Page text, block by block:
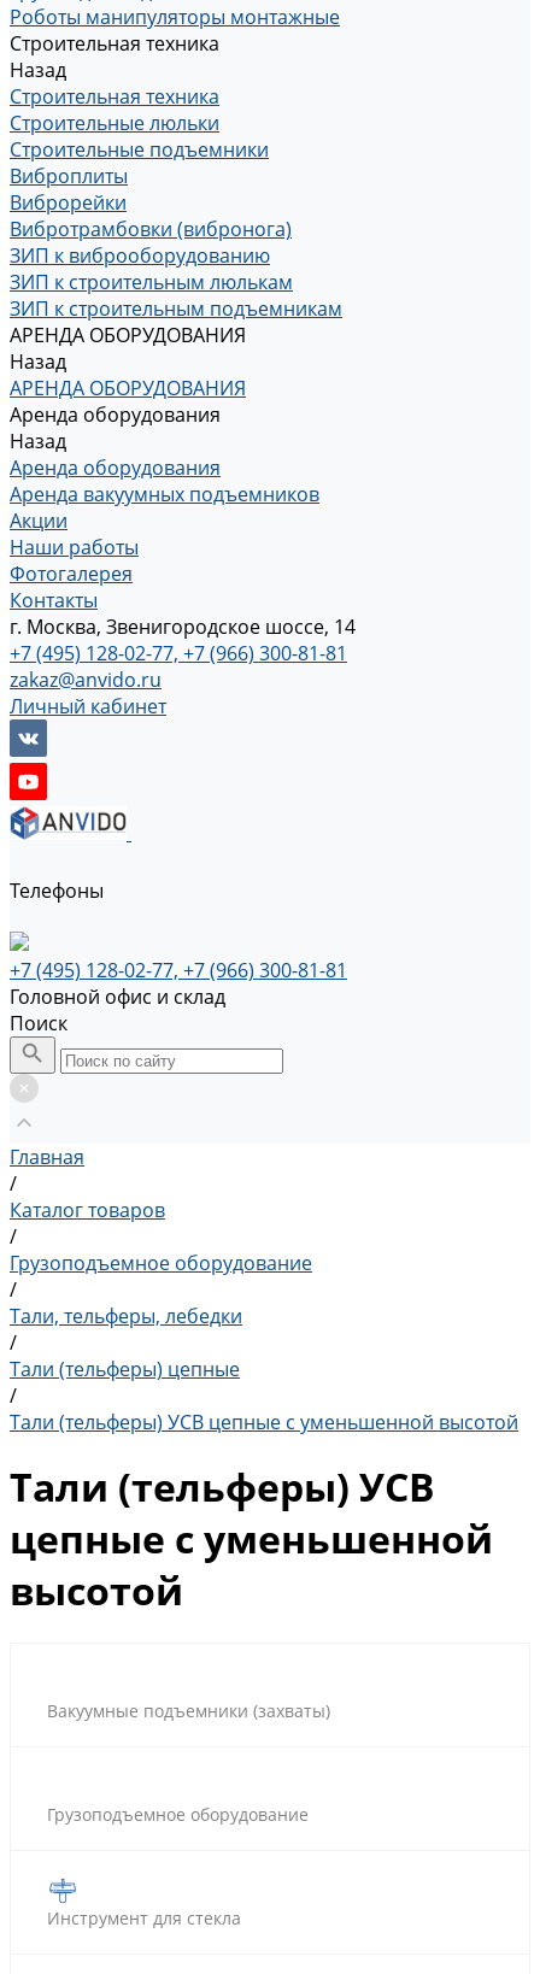
Роботы манипуляторы монтажные
Строительная техника
Назад
Строительная техника
Строительные люльки
Строительные подъемники
Виброплиты
Виброрейки
Вибротрамбовки (вибронога)
ЗИП к виброоборудованию
ЗИП к строительным люлькам
ЗИП к строительным подъемникам
АРЕНДА ОБОРУДОВАНИЯ
Назад
АРЕНДА ОБОРУДОВАНИЯ
Аренда оборудования
Назад
Аренда оборудования
Аренда вакуумных подъемников
Акции
Наши работы
Фотогалерея
Контакты
г. Москва, Звенигородское шоссе, 14
+7 (495) 128-02-77, +7 (966) 300-81-81
zakaz@anvido.ru
Личный кабинет
Телефоны
+7 (495) 128-02-77, +7 (966) 300-81-81
Головной офис и склад
Поиск
Главная
/
Каталог товаров
/
Грузоподъемное оборудование
/
Тали, тельферы, лебедки
/
Тали (тельферы) цепные
/
Тали (тельферы) УСВ цепные с уменьшенной высотой
Тали (тельферы) УСВ
цепные с уменьшенной
высотой
Вакуумные подъемники (захваты)
Грузоподъемное оборудование
Инструмент для стекла